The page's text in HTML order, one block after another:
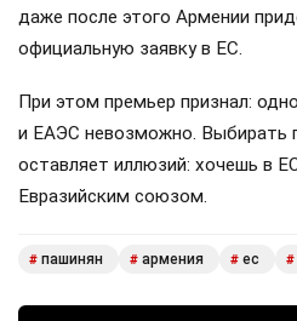
даже после этого Армении
официальную заявку в ЕС.
При этом премьер признал:
и ЕАЭС невозможно. Выбирать
оставляет иллюзий: хочешь в
Евразийским союзом.
# пашинян # армения # ес #